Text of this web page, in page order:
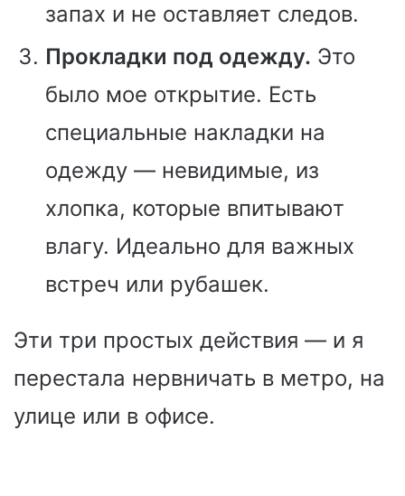
запах и не оставляет следов.
Прокладки под одежду. Это
было мое открытие. Есть
специальные накладки на
одежду — невидимые, из
хлопка, которые впитывают
влагу. Идеально для важных
встреч или рубашек.
Эти три простых действия — и я
перестала нервничать в метро, на
улице или в офисе.